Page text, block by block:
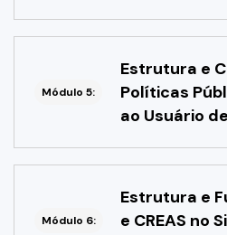
Módulo 5:
Estrutura e
Políticas
ao Usuário
Módulo 6:
Estrutura e
e CREAS no